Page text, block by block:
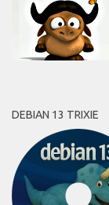
DEBIAN 13 TRIXIE